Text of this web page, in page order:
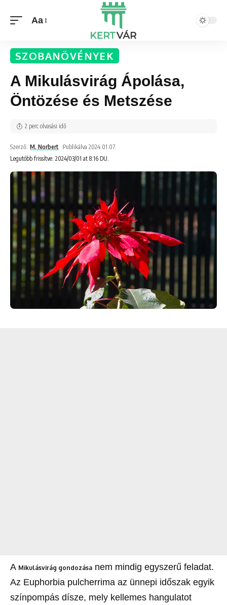
Aa
SZOBANÖVÉNYEK
A Mikulásvirág Ápolása,
Öntözése és Metszése
Legutóbb frissítve: 2024/03/01 at 8:16 DU.
Szerző: M. Norbert Publikálva 2024.01.07.
2 perc olvasási idő
A Mikulásvirág gondozása nem mindig egyszerű feladat.
Az Euphorbia pulcherrima az ünnepi időszak egyik
színpompás dísze, mely kellemes hangulatot